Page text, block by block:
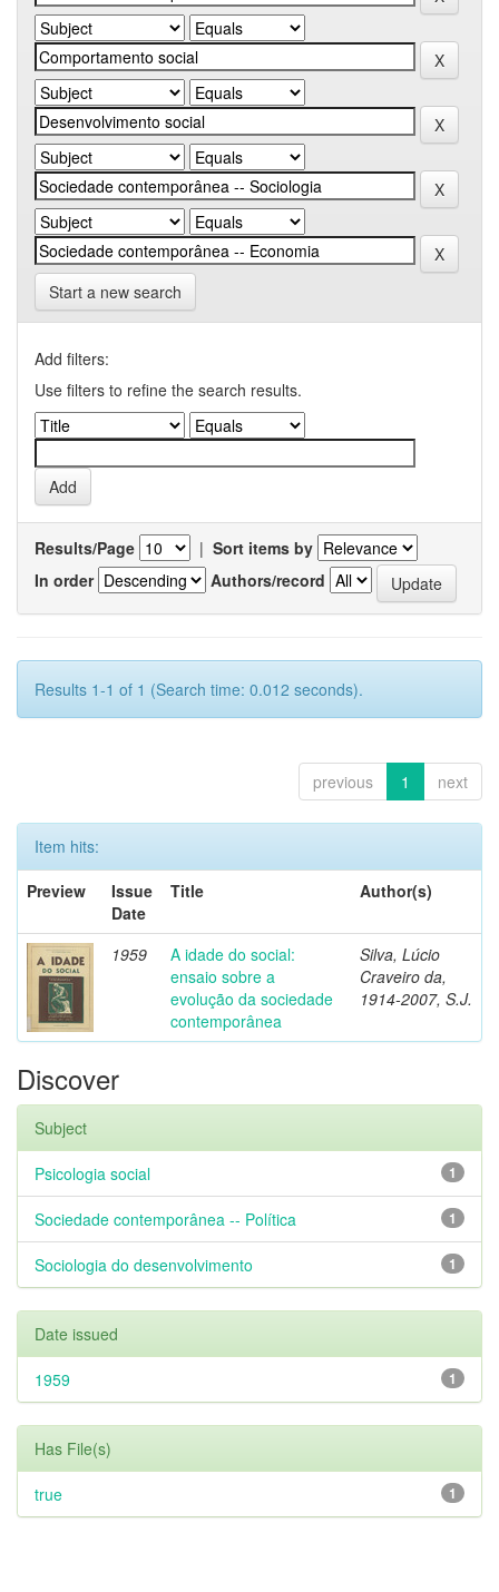
Start a new search
Add filters:
Use filters to refine the search results.
Results/Page | Sort items by
In order
Authors/record
Results 1-1 of 1 (Search time: 0.012 seconds).
previous 1 next
Item hits:
Preview
Issue
Date
Title Author(s)
1959
A idade do social:
ensaio sobre a
evolução da sociedade
contemporânea
Silva, Lúcio
Craveiro da,
1914-2007, S.J.
Discover
Subject
1
Psicologia social
1
Sociedade contemporânea -- Política
1
Sociologia do desenvolvimento
Date issued
1
1959
Has File(s)
1
true